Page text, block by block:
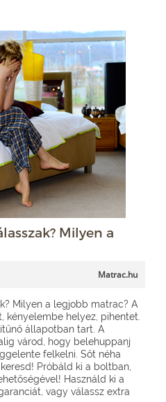
Milyen a
Matrac.hu
Milyen a legjobb matrac? A
kényelembe helyez, pihentet.
állapotban tart. A
várod, hogy belehuppanj
felkelni. Sőt néha
Próbáld ki a boltban,
Használd ki a
vagy válassz extra